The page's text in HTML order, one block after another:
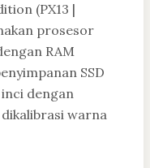
(PX13 |
prosesor
RAM
SSD
inci dengan
dikalibrasi warna